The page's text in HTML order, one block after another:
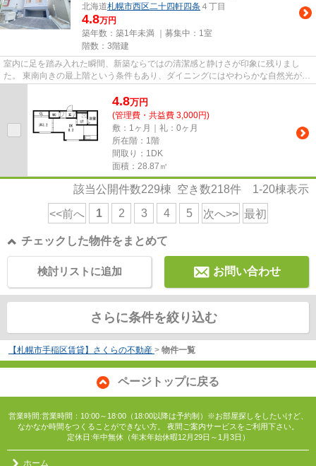
北海道札幌市西区二十四軒四条 ４丁目
4.8万円
築年数：築1年未満 ｜募集中： 1室
階数：3階建
室内に足を踏み入れた瞬間、新築ならではの清潔感と静けさが印象に残りまし
た。 東南向きの最上階という条件もあり、ダイニングにはやわらかな自然光が差
4.8万円
(管理費・共益費 3,000円)
敷：1ヶ月｜礼：0ヶ月
所在階：1階
間取り：1DK
面積：28.87㎡
該当公開件数229棟 空き数218件 1-20棟表示
<<前へ 1 2 3 4 5 次へ>> 最初
チェックした物件をまとめて
お問い合わせ
検討リストに追加
さらに条件を絞り込む
【札幌市手稲区賃貸】さくらの不動産 > 物件一覧
ページトップに戻る
営業時間:営業時間：10:00～18:00（18:00以降は予約制）※お部屋探しをしたいけど、
なかなか時間をつくることができない方。 夜間ご案内サービスをご利用下さい。
定休日:年中無休（年末年始休暇12月29日～1月3日）
ホーム